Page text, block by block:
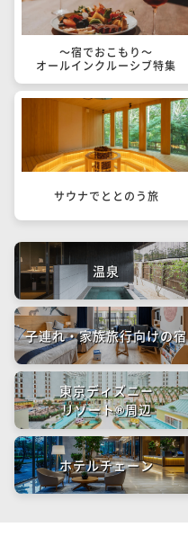
～宿でおこもり～
オールインクルーシブ特集
サウナでととのう旅
温泉
子連れ・家族旅行向けの宿
東京ディズニー
リゾート®周辺
ホテルチェーン